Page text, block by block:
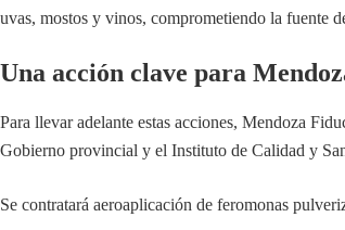
uvas, mostos y vinos, comprometiendo la fuente
Una acción clave para
Para llevar adelante estas acciones, Mendoza
Gobierno provincial y el Instituto de Calidad y
Se contratará aeroaplicación de feromonas